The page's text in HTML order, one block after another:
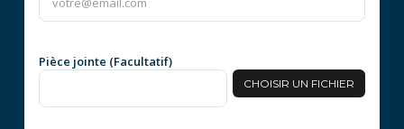
Pièce jointe (Facultatif)
CHOISIR UN FICHIER